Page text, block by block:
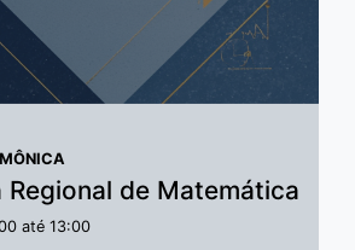
Regional de Matemática
até 13:00